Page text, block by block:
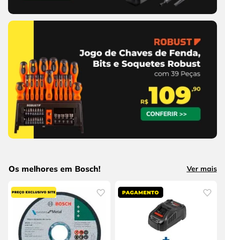
Os melhores em Bosch! Ver mais